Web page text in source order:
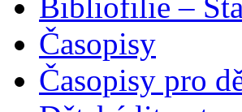
Časopisy
Časopisy pro